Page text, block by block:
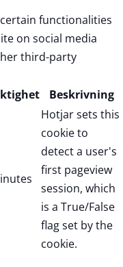
functionalities
on social media
third-party
Beskrivning
Hotjar sets this
cookie to
detect a user's
first pageview
session, which
is a True/False
flag set by the
cookie.